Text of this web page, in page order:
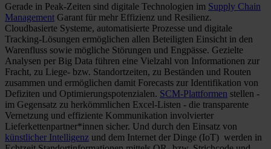
Gerade in Peak-Zeiten sind digitale Technologien im Supply Chain
Management Garant für mehr Effizienz und Resilienz.
Cloudbasierte Systeme, automatisierte Prozesse und digitale
Tracking-Lösungen ermöglichen allen Beteiligten Einsicht in den
Warenfluss sowie mögliche Störungen und Engpässe. Gezielte
Analysen per Big Data führen eine Vielzahl von Informationen zur
Fracht, zu Liege- bzw. Standortzeiten, zu Beständen und Routen
zusammen und ermöglichen damit Forecasts zur Identifikation von
Defiziten und Optimierungspotenzialen. SCM-Plattformen stellen -
im Gegensatz zu herkömmlichen Excel-Listen - die transparente
Vernetzung und effiziente Kommunikation involvierter
Lieferkettenpartner*innen sicher. Und durch den Einsatz von
künstlicher Intelligenz und dem Internet der Dinge (IoT) werden in